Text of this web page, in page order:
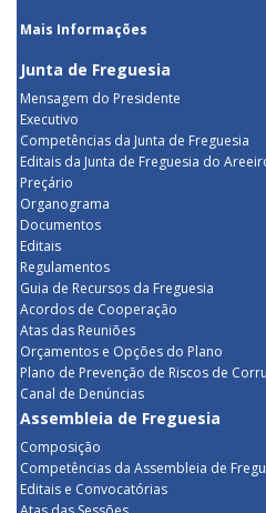
Mais Informações
Junta de Freguesia
Mensagem do Presidente
Executivo
Competências da Junta de Freguesia
Editais da Junta de Freguesia do
Preçário
Organograma
Documentos
Editais
Regulamentos
Guia de Recursos da Freguesia
Acordos de Cooperação
Atas das Reuniões
Orçamentos e Opções do Plano
Plano de Prevenção de Riscos de
Canal de Denúncias
Assembleia de Freguesia
Composição
Competências da Assembleia de
Editais e Convocatórias